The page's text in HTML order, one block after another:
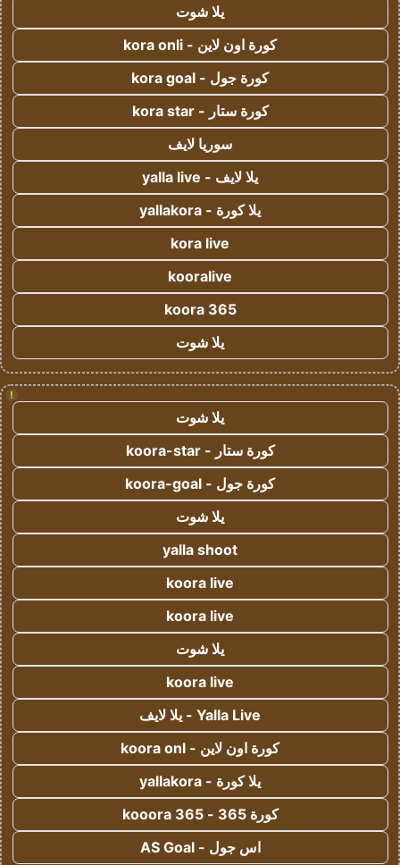
يلا شوت
كورة اون لاين - kora onli
كورة جول - kora goal
كورة ستار - kora star
سوريا لايف
يلا لايف - yalla live
يلا كورة - yallakora
kora live
kooralive
koora 365
يلا شوت
!
يلا شوت
كورة ستار - koora-star
كورة جول - koora-goal
يلا شوت
yalla shoot
koora live
koora live
يلا شوت
koora live
Yalla Live - يلا لايف
كورة اون لاين - koora onl
يلا كورة - yallakora
كورة 365 - kooora 365
اس جول - AS Goal